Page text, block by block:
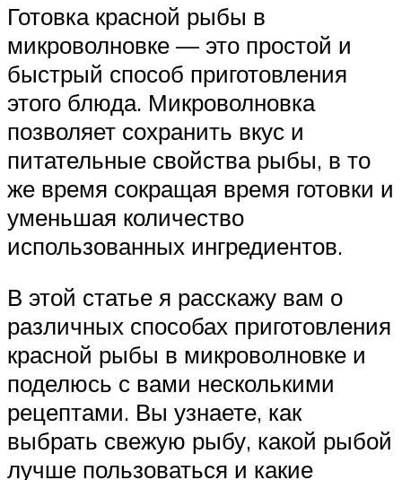
Готовка красной рыбы в
микроволновке — это простой и
быстрый способ приготовления
этого блюда. Микроволновка
позволяет сохранить вкус и
питательные свойства рыбы, в то
же время сокращая время готовки и
уменьшая количество
использованных ингредиентов.
В этой статье я расскажу вам о
различных способах приготовления
красной рыбы в микроволновке и
поделюсь с вами несколькими
рецептами. Вы узнаете, как
выбрать свежую рыбу, какой рыбой
лучше пользоваться и какие